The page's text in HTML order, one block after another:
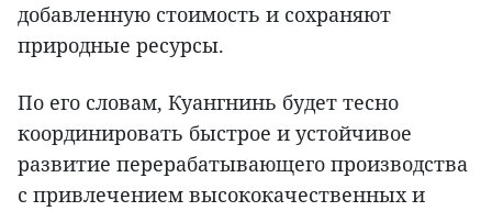
добавленную стоимость и сохраняют
природные ресурсы.
По его словам, Куангнинь будет тесно
координировать быстрое и устойчивое
развитие перерабатывающего производства
с привлечением высококачественных и